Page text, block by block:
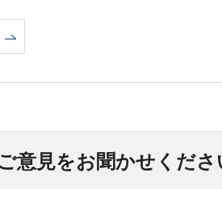
意見をお聞かせくださ